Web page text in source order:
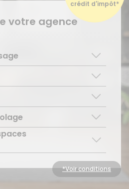
crédit d'impôt*
votre agence
âgées
personnes âgées
handicap
plus de 3 ans
*Voir conditions